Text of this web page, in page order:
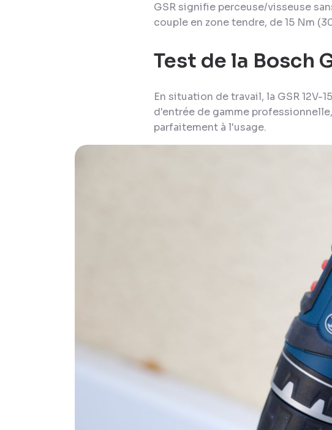
GSR signifie perceuse/visseuse
couple en zone tendre, de 15 Nm
Test de la Bosch
En situation de travail, la GSR
d'entrée de gamme
parfaitement à l'usage.